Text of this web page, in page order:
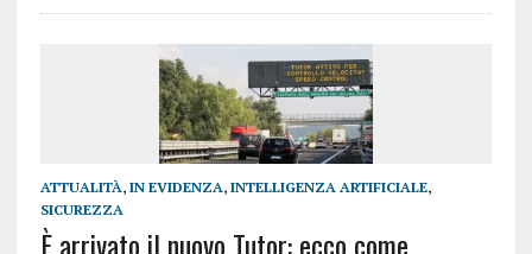
ATTUALITÀ, IN EVIDENZA, INTELLIGENZA ARTIFICIALE,
SICUREZZA
È arrivato il nuovo Tutor: ecco come